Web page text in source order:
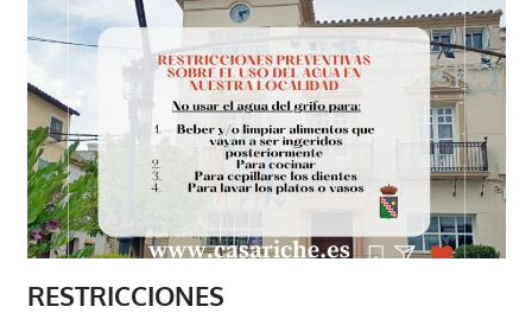
Casariche
(Sevilla)
RESTRICCIONES